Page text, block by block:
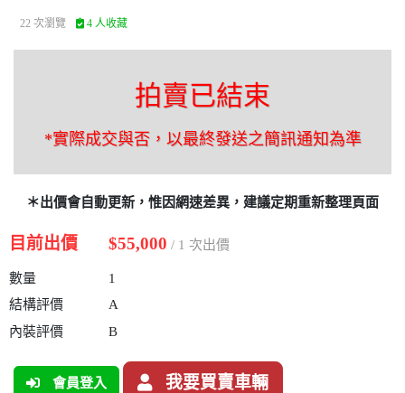
22 次瀏覽 4 人收藏
拍賣已結束
*實際成交與否，以最終發送之簡訊通知為準
＊出價會自動更新，惟因網速差異，建議定期重新整理頁面
目前出價 $55,000 / 1 次出價
數量
1
結構評價
A
內裝評價
B
會員登入 我要買賣車輛